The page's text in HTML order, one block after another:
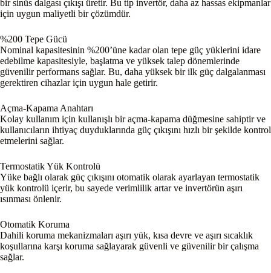
bir sinüs dalgası çıkışı üretir. Bu tip invertör, daha az hassas ekipmanlar
için uygun maliyetli bir çözümdür.
%200 Tepe Gücü
Nominal kapasitesinin %200’üne kadar olan tepe güç yüklerini idare
edebilme kapasitesiyle, başlatma ve yüksek talep dönemlerinde
güvenilir performans sağlar. Bu, daha yüksek bir ilk güç dalgalanması
gerektiren cihazlar için uygun hale getirir.
Açma-Kapama Anahtarı
Kolay kullanım için kullanışlı bir açma-kapama düğmesine sahiptir ve
kullanıcıların ihtiyaç duyduklarında güç çıkışını hızlı bir şekilde kontrol
etmelerini sağlar.
Termostatik Yük Kontrolü
Yüke bağlı olarak güç çıkışını otomatik olarak ayarlayan termostatik
yük kontrolü içerir, bu sayede verimlilik artar ve invertörün aşırı
ısınması önlenir.
Otomatik Koruma
Dahili koruma mekanizmaları aşırı yük, kısa devre ve aşırı sıcaklık
koşullarına karşı koruma sağlayarak güvenli ve güvenilir bir çalışma
sağlar.